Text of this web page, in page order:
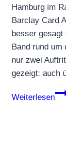
Hamburg im
Barclay Card
besser gesagt
Band rund um
nur zwei
gezeigt: auch
Weiterlesen